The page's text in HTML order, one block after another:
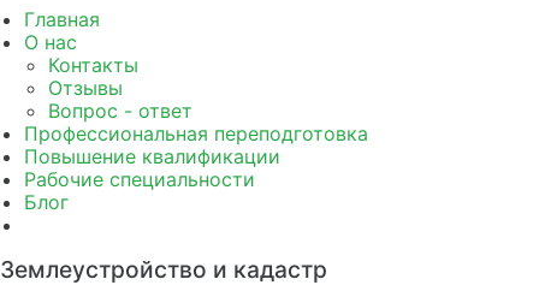
Главная
О нас
Контакты
Отзывы
Вопрос - ответ
Профессиональная переподготовка
Повышение квалификации
Рабочие специальности
Блог
Землеустройство и кадастр